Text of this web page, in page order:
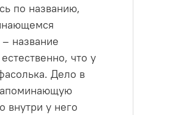
по названию,
название
что у
Дело в
внутри у него